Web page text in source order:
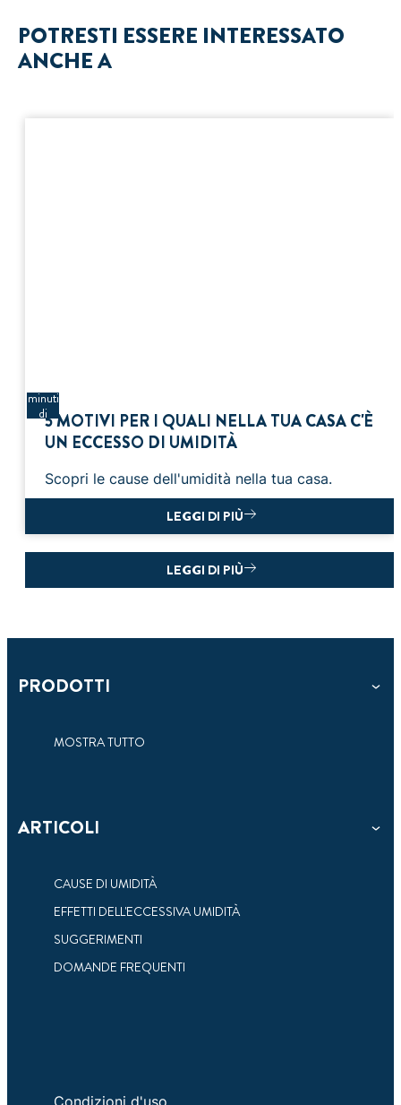
POTRESTI ESSERE INTERESSATO
ANCHE A
minuti
di
lettura
5 MOTIVI PER I QUALI NELLA TUA CASA C'È
UN ECCESSO DI UMIDITÀ
Scopri le cause dell'umidità nella tua casa.
LEGGI DI PIÙ
minuti
PROBLEMI DI UMIDITÀ IN CASA?
Le condizioni climatiche possono contribuire ad
avere un eccesso di umidità in casa.
LEGGI DI PIÙ
PRODOTTI
MOSTRA TUTTO
ARTICOLI
CAUSE DI UMIDITÀ
EFFETTI DELL'ECCESSIVA UMIDITÀ
SUGGERIMENTI
DOMANDE FREQUENTI